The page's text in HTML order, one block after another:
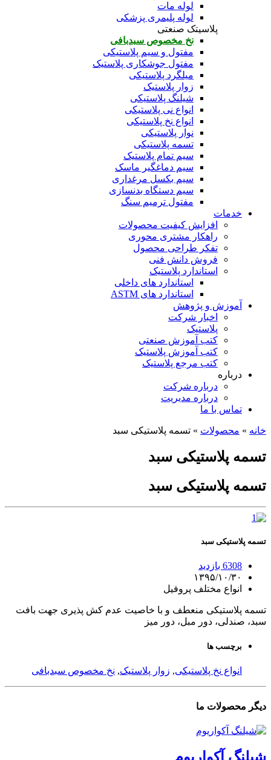
لوله مات
لوله پلیمری پزشکی
پلاسیتک صنعتی
نخ مخصوص سبدبافی
مفتول و سیم پلاستیکی
مفتول جوشکاری پلاستیک
میلگرد پلاستیکی
زوار پلاستیک
شیلنگ پلاستیکی
انواع نی پلاستیکی
انواع نخ پلاستیکی
نوار پلاستیکی
تسمه پلاستیکی
سیم تمام پلاستیک
سیم دماغگیر ماسک
سیم بکسل مرغداری
سیم دستگاه بدنسازی
مفتول ترمیم سنگ
خدمات
افزایش کیفیت محصولات
راهکار مشتری محوری
تفکر طراحی محصول
فروش دانش فنی
استاندارد پلاستیک
استاندارد های داخلی
استاندارد های ASTM
آموزش و پژوهش
اخبار شرکت
پلاستیک
کتب آموزش صنعتی
کتب آموزش پلاستیک
کتب مرجع پلاستیک
درباره
درباره شرکت
درباره مدیریت
تماس با ما
خانه » محصولات » تسمه پلاستیکی سبد
تسمه پلاستیکی سبد
تسمه پلاستیکی سبد
تسمه پلاستیکی سبد
6308 بازدید
۱۳۹۵/۱۰/۳۰
انواع مختلف پروفیل
تسمه پلاستیکی منعطف و با خاصیت عدم کش پذیری جهت بافت
سبد، صندلی، دور مبل، دور میز
برچسب ها
انواع نخ پلاستیکی, زوار پلاستیک, نخ مخصوص سبدبافی
دیگر محصولات ما